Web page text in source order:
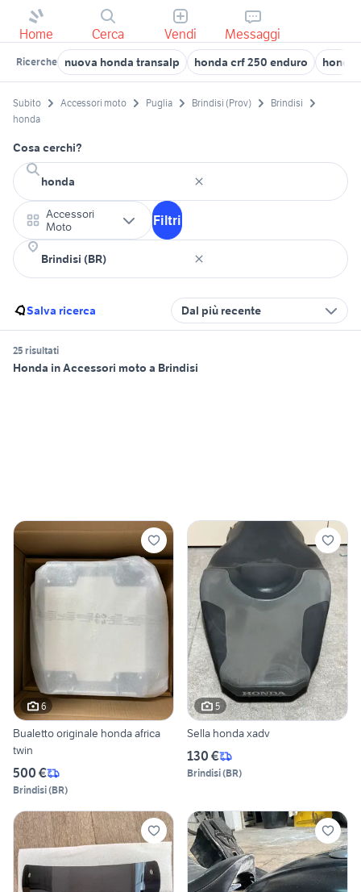
Home Cerca Vendi Messaggi
Ricerche nuova honda transalp honda crf 250 enduro honda
Subito Accessori moto Puglia Brindisi (Prov)
Brindisi
honda
Cosa cerchi?
Accessori
Moto
Filtri
Salva ricerca Dal più recente
25 risultati
Honda in Accessori moto a Brindisi
6
Bualetto originale honda africa
twin
500 €
Brindisi(BR)
5
Sella honda xadv
130 €
Brindisi(BR)